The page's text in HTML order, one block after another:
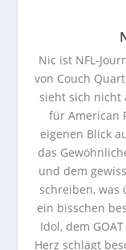
Nic ist NFL-
von Couch
sieht sich nicht
für American
eigenen Blick
das
und dem
schreiben,
ein bisschen
Idol, dem
Herz schlägt